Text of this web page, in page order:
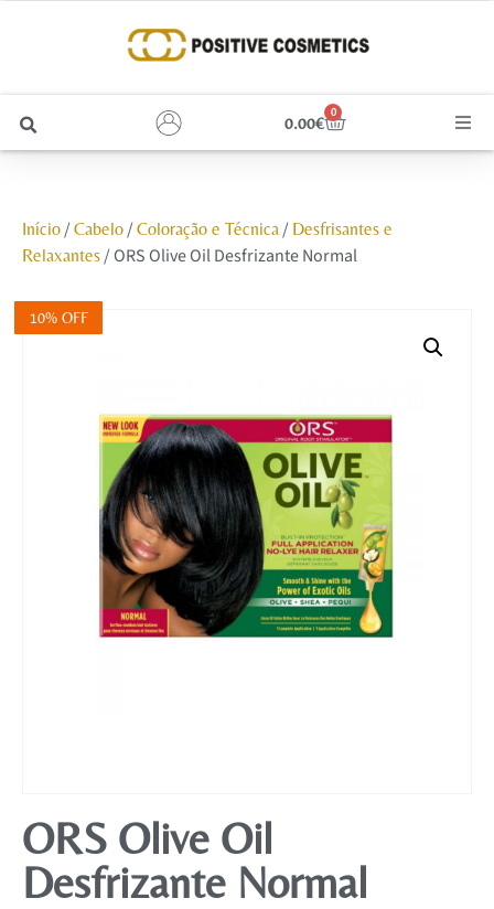
0.00€
0
Unhas
Corpo e Estética
Início/ Cabelo/ Coloração e Técnica/ Desfrisantes e
Relaxantes/ ORS Olive Oil Desfrizante Normal
10% OFF
ORS Olive Oil
Desfrizante Normal